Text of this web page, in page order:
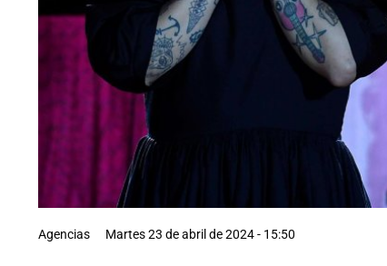
Agencias Martes 23 de abril de 2024 - 15:50